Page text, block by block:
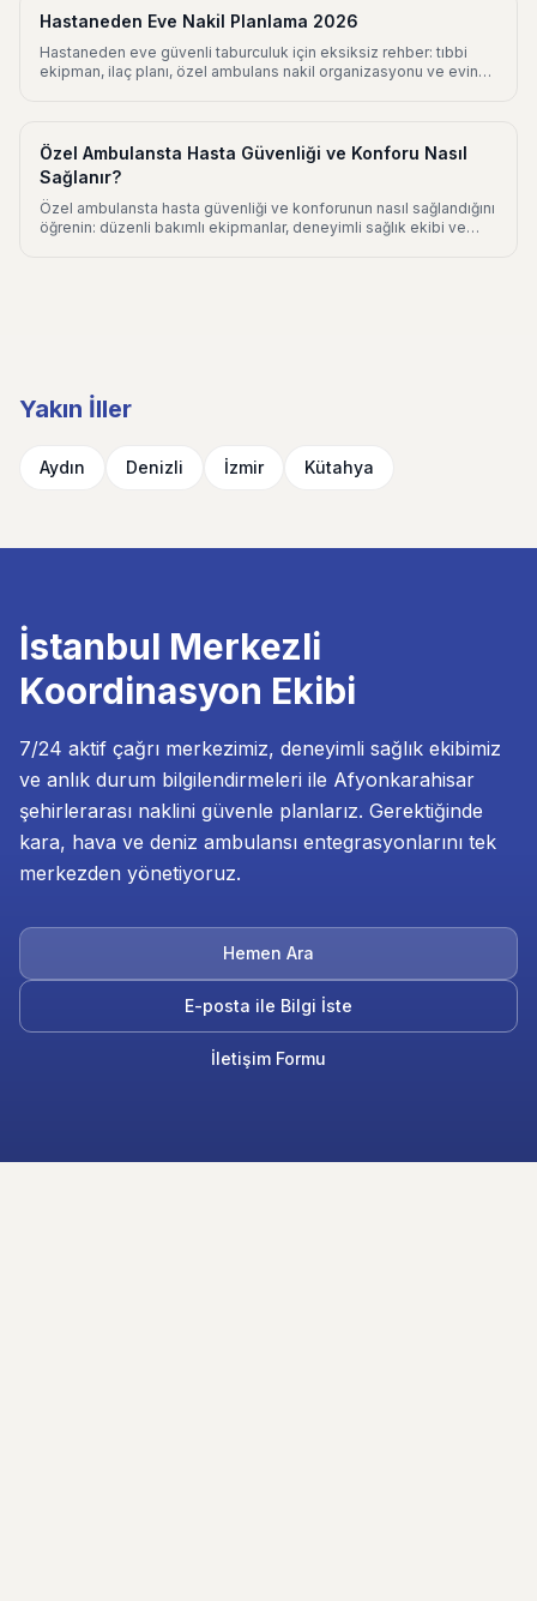
Hastaneden Eve Nakil Planlama 2026
Hastaneden eve güvenli taburculuk için eksiksiz rehber: tıbbi
ekipman, ilaç planı, özel ambulans nakil organizasyonu ve evin
Özel Ambulansta Hasta Güvenliği ve Konforu Nasıl
Sağlanır?
Özel ambulansta hasta güvenliği ve konforunun nasıl sağlandığını
öğrenin: düzenli bakımlı ekipmanlar, deneyimli sağlık ekibi ve
Yakın İller
Aydın Denizli İzmir Kütahya
İstanbul Merkezli
Koordinasyon Ekibi
7/24 aktif çağrı merkezimiz, deneyimli sağlık ekibimiz
ve anlık durum bilgilendirmeleri ile Afyonkarahisar
şehirlerarası naklini güvenle planlarız. Gerektiğinde
kara, hava ve deniz ambulansı entegrasyonlarını tek
merkezden yönetiyoruz.
Hemen Ara
E-posta ile Bilgi İste
İletişim Formu